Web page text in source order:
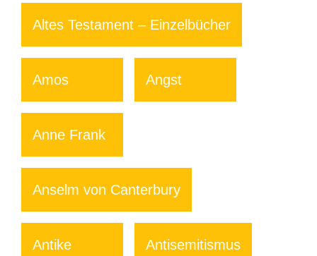
Altes Testament – Einzelbücher
Amos Angst
Anne Frank
Anselm von Canterbury
Antike Antisemitismus